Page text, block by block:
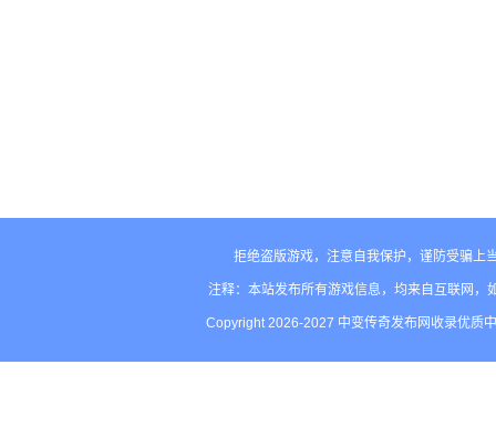
拒绝盗版游戏，注意自我保护，谨防受骗上
注释：本站发布所有游戏信息，均来自互联网
Copyright 2026-2027 中变传奇发布网收录优质